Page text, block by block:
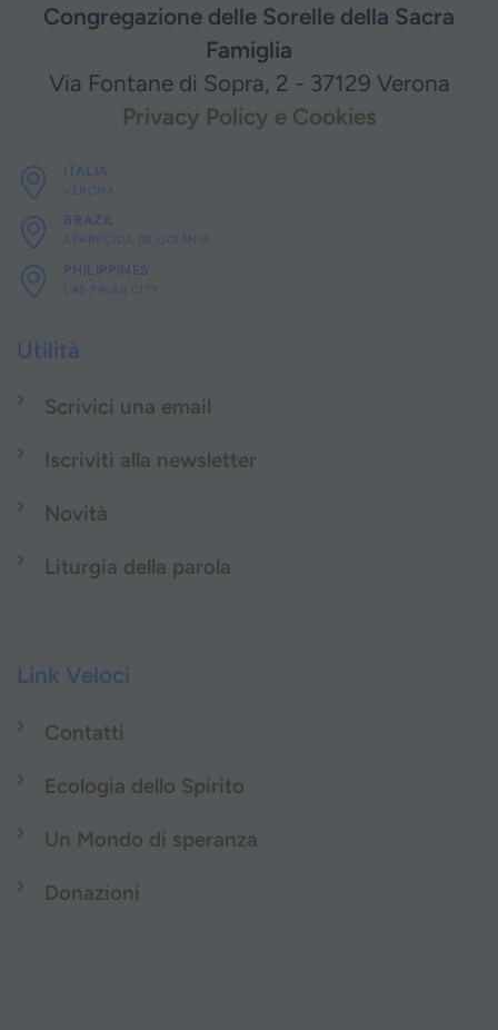
Congregazione delle Sorelle della Sacra
Famiglia
Via Fontane di Sopra, 2 - 37129 Verona
Privacy Policy e Cookies
ITALIA
VERONA
BRAZIL
APARECIDA DE GOIÂNIA
PHILIPPINES
LAS PINAS CITY
Utilità
Scrivici una email
Iscriviti alla newsletter
Novità
Liturgia della parola
Link Veloci
Contatti
Ecologia dello Spirito
Un Mondo di speranza
Donazioni